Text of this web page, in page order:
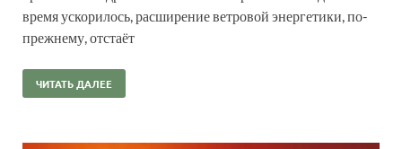
время ускорилось, расширение ветровой энергетики, по-
прежнему, отстаёт
ЧИТАТЬ ДАЛЕЕ